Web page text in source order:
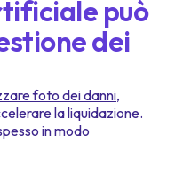
può
dei
foto dei danni,
la liquidazione.
in modo